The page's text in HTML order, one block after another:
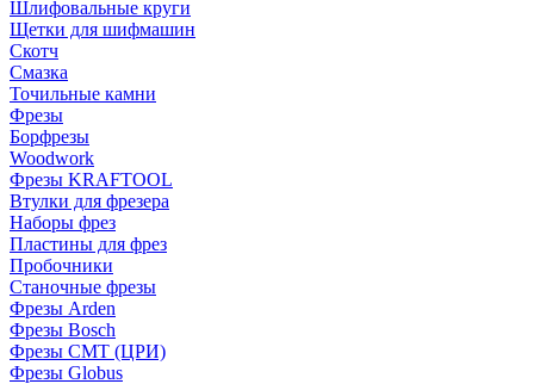
Шлифовальные круги
Щетки для шифмашин
Скотч
Смазка
Точильные камни
Фрезы
Борфрезы
Woodwork
Фрезы KRAFTOOL
Втулки для фрезера
Наборы фрез
Пластины для фрез
Пробочники
Станочные фрезы
Фрезы Arden
Фрезы Bosch
Фрезы CMT (ЦРИ)
Фрезы Globus